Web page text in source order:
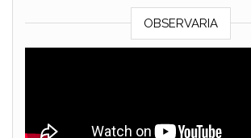
OBSERVARIA